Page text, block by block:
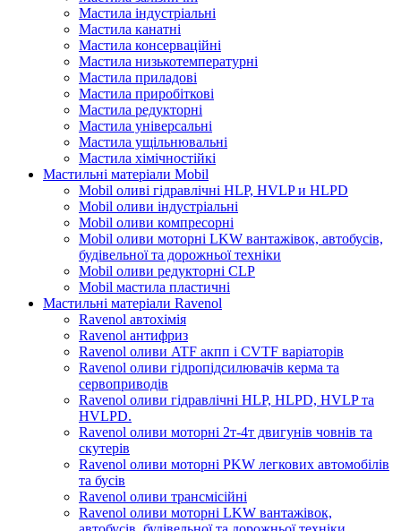
Мастила індустріальні
Мастила канатні
Мастила консерваційні
Мастила низькотемпературні
Мастила приладові
Мастила приробіткові
Мастила редукторні
Мастила універсальні
Мастила ущільнювальні
Мастила хімічностійкі
Мастильні матеріали Mobil
Mobil оливі гідравлічні HLP, HVLP и HLPD
Mobil оливи індустріальні
Mobil оливи компресорні
Mobil оливи моторні LKW вантажівок, автобусів,
будівельної та дорожньої техніки
Mobil оливи редукторні CLP
Mobil мастила пластичні
Мастильні матеріали Ravenol
Ravenol автохімія
Ravenol антифриз
Ravenol оливи ATF акпп і CVTF варіаторів
Ravenol оливи гідропідсилювачів керма та
сервоприводів
Ravenol оливи гідравлічні HLP, HLPD, HVLP та
HVLPD.
Ravenol оливи моторні 2т-4т двигунів човнів та
скутерів
Ravenol оливи моторні PKW легкових автомобілів
та бусів
Ravenol оливи трансмісійні
Ravenol оливи моторні LKW вантажівок,